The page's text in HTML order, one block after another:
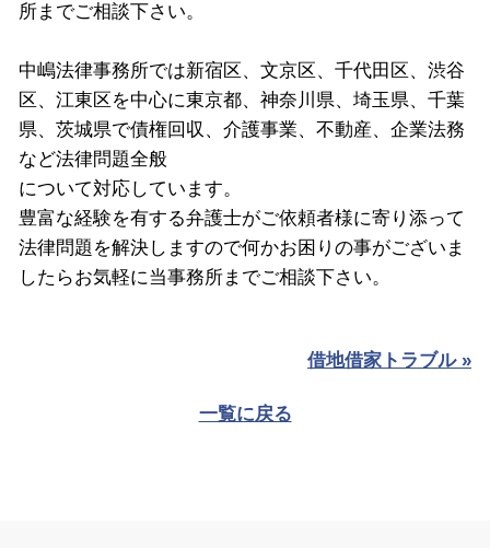
所までご相談下さい。
中嶋法律事務所では新宿区、文京区、千代田区、渋谷
区、江東区を中心に東京都、神奈川県、埼玉県、千葉
県、茨城県で債権回収、介護事業、不動産、企業法務
など法律問題全般
について対応しています。
豊富な経験を有する弁護士がご依頼者様に寄り添って
法律問題を解決しますので何かお困りの事がございま
したらお気軽に当事務所までご相談下さい。
借地借家トラブル »
一覧に戻る